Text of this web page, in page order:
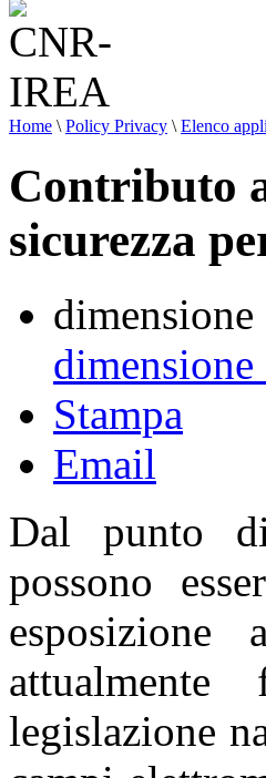
Home \ Policy Privacy \ Elenco
Contributo
sicurezza
Stampa
Email
Dal punto
possono
legislazione